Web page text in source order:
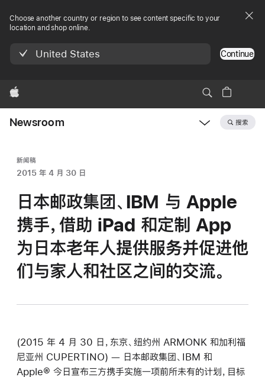
Choose another country or region to see content specific to your
location and shop online.
United States Continue
Apple
Newsroom 搜索
新闻稿
2015 年 4 月 30 日
日本邮政集团、IBM 与 Apple
携手，借助 iPad 和定制 App
为日本老年人提供服务并促进他
们与家人和社区之间的交流。
(2015 年 4 月 30 日，东京、纽约州 ARMONK 和加利福
尼亚州 CUPERTINO) — 日本邮政集团、IBM 和
Apple® 今日宣布三方携手实施一项前所未有的计划，目标